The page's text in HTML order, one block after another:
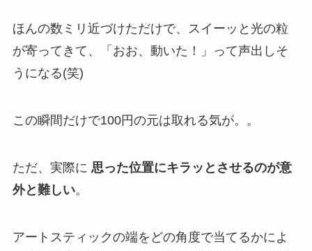
ほんの数ミリ近づけただけで、スイーッと光の粒
が寄ってきて、「おお、動いた！」って声出しそ
うになる(笑)
この瞬間だけで100円の元は取れる気が。。
ただ、実際に 思った位置にキラッとさせるのが意
外と難しい。
アートスティックの端をどの角度で当てるかによ